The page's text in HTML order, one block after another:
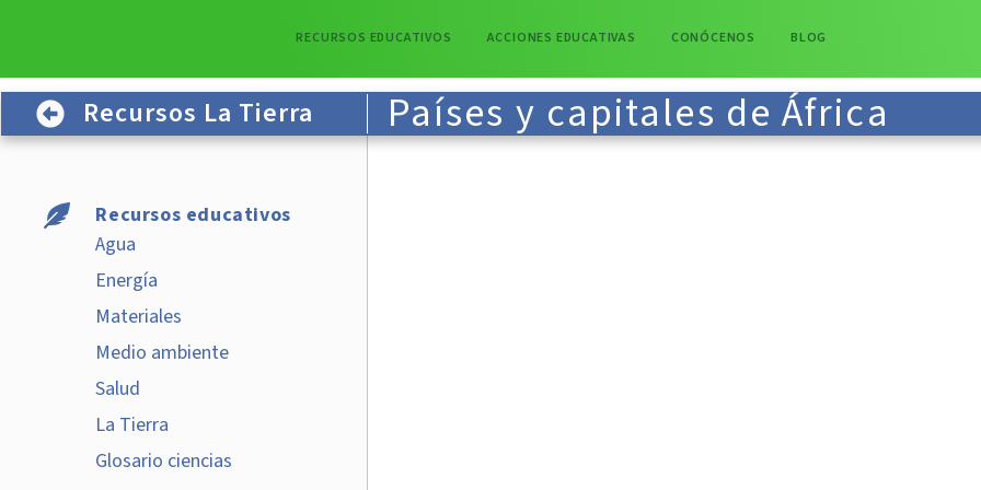
RECURSOS EDUCATIVOS ACCIONES EDUCATIVAS CONÓCENOS BLOG
Recursos La Tierra Países y capitales de África
Recursos educativos
Agua
Energía
Materiales
Medio ambiente
Salud
La Tierra
Glosario ciencias